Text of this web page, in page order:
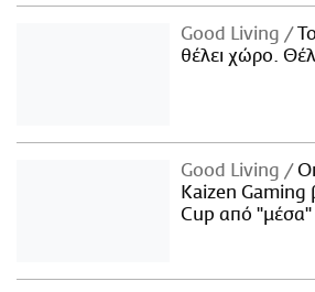
Good Living
θέλει χώρο.
Good Living
Kaizen Gaming
Cup από "μέσα"